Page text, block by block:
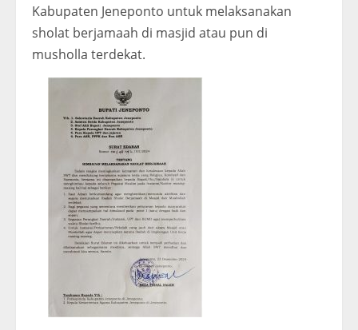
Kabupaten Jeneponto untuk melaksanakan
sholat berjamaah di masjid atau pun di
musholla terdekat.